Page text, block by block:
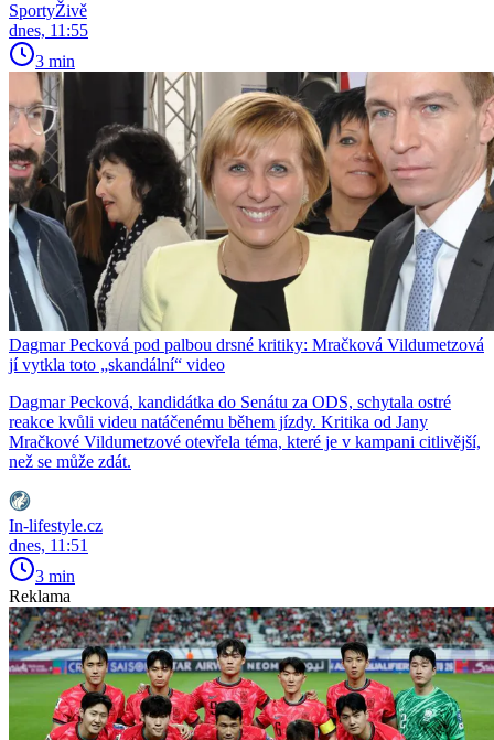
SportyŽivě
dnes, 11:55
3 min
Dagmar Pecková pod palbou drsné kritiky: Mračková Vildumetzová
jí vytkla toto „skandální“ video
Dagmar Pecková, kandidátka do Senátu za ODS, schytala ostré
reakce kvůli videu natáčenému během jízdy. Kritika od Jany
Mračkové Vildumetzové otevřela téma, které je v kampani citlivější,
než se může zdát.
In-lifestyle.cz
dnes, 11:51
3 min
Reklama